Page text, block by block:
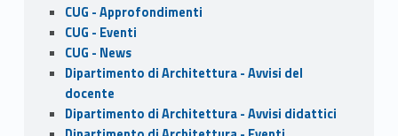
CUG - Approfondimenti
CUG - Eventi
CUG - News
Dipartimento di Architettura - Avvisi del
docente
Dipartimento di Architettura - Avvisi didattici